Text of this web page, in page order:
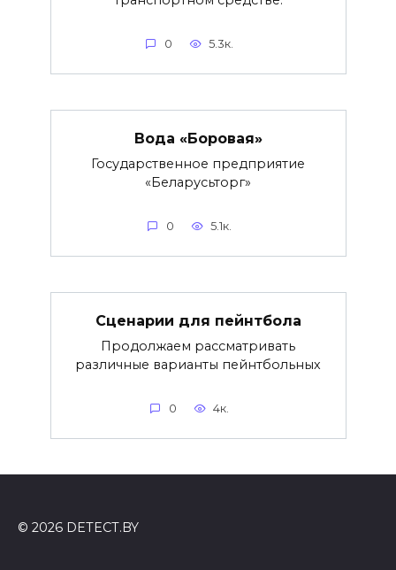
0 5.3к.
Вода «Боровая»
Государственное предприятие
«Беларусьторг»
0 5.1к.
Сценарии для пейнтбола
Продолжаем рассматривать
различные варианты пейнтбольных
0 4к.
© 2026 DETECT.BY